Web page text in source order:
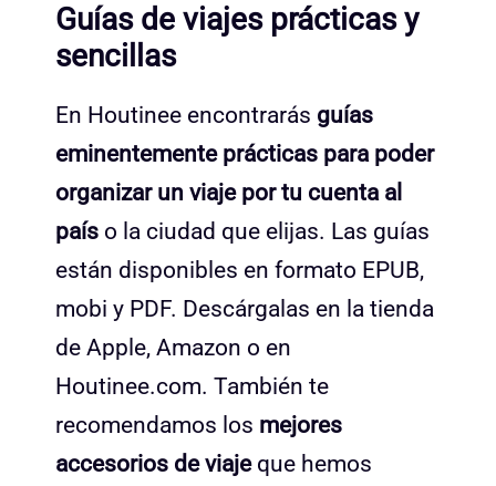
Guías de viajes prácticas y
sencillas
En Houtinee encontrarás guías
eminentemente prácticas para poder
organizar un viaje por tu cuenta al
país o la ciudad que elijas. Las guías
están disponibles en formato EPUB,
mobi y PDF. Descárgalas en la tienda
de Apple, Amazon o en
Houtinee.com. También te
recomendamos los mejores
accesorios de viajeque hemos